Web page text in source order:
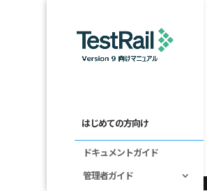
はじめての方向け
ドキュメントガイド
管理者ガイド